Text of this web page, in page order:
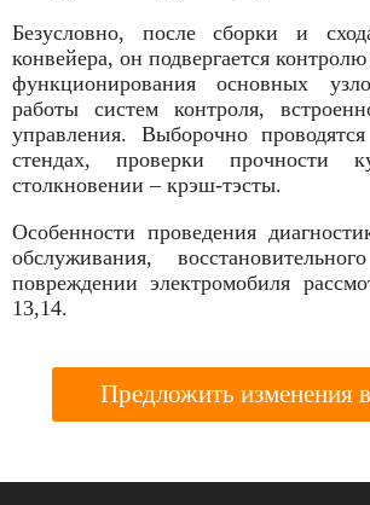
Безусловно, после сборки и
конвейера, он подвергается
функционирования основных
работы систем контроля,
управления. Выборочно
стендах, проверки прочности
столкновении – крэш-тэсты.
Особенности проведения
обслуживания,
повреждении электромобиля
13,14.
Предложить изменения в